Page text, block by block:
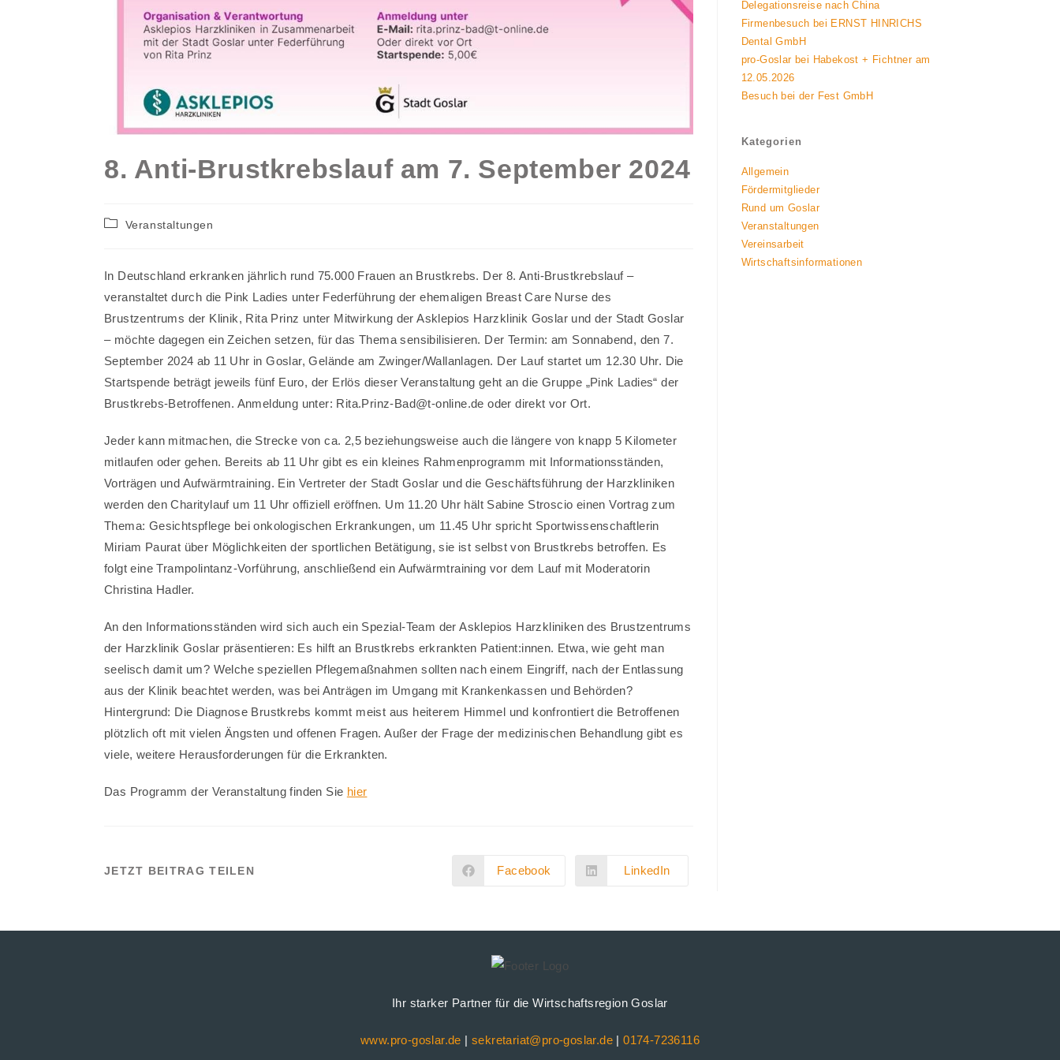
8. Anti-Brustkrebslauf am 7. September 2024
Beitrags-
Veranstaltungen
In Deutschland erkranken jährlich rund 75.000 Frauen an Brustkrebs. Der 8. Anti-Brustkrebslauf –
veranstaltet durch die Pink Ladies unter Federführung der ehemaligen Breast Care Nurse des
Brustzentrums der Klinik, Rita Prinz unter Mitwirkung der Asklepios Harzklinik Goslar und der Stadt Goslar
– möchte dagegen ein Zeichen setzen, für das Thema sensibilisieren. Der Termin: am Sonnabend, den 7.
September 2024 ab 11 Uhr in Goslar, Gelände am Zwinger/Wallanlagen. Der Lauf startet um 12.30 Uhr. Die
Startspende beträgt jeweils fünf Euro, der Erlös dieser Veranstaltung geht an die Gruppe „Pink Ladies“ der
Brustkrebs-Betroffenen. Anmeldung unter: Rita.Prinz-Bad@t-online.de oder direkt vor Ort.
Jeder kann mitmachen, die Strecke von ca. 2,5 beziehungsweise auch die längere von knapp 5 Kilometer
mitlaufen oder gehen. Bereits ab 11 Uhr gibt es ein kleines Rahmenprogramm mit Informationsständen,
Vorträgen und Aufwärmtraining. Ein Vertreter der Stadt Goslar und die Geschäftsführung der Harzkliniken
werden den Charitylauf um 11 Uhr offiziell eröffnen. Um 11.20 Uhr hält Sabine Stroscio einen Vortrag zum
Thema: Gesichtspflege bei onkologischen Erkrankungen, um 11.45 Uhr spricht Sportwissenschaftlerin
Miriam Paurat über Möglichkeiten der sportlichen Betätigung, sie ist selbst von Brustkrebs betroffen. Es
folgt eine Trampolintanz-Vorführung, anschließend ein Aufwärmtraining vor dem Lauf mit Moderatorin
Christina Hadler.
An den Informationsständen wird sich auch ein Spezial-Team der Asklepios Harzkliniken des Brustzentrums
der Harzklinik Goslar präsentieren: Es hilft an Brustkrebs erkrankten Patient:innen. Etwa, wie geht man
seelisch damit um? Welche speziellen Pflegemaßnahmen sollten nach einem Eingriff, nach der Entlassung
aus der Klinik beachtet werden, was bei Anträgen im Umgang mit Krankenkassen und Behörden?
Hintergrund: Die Diagnose Brustkrebs kommt meist aus heiterem Himmel und konfrontiert die Betroffenen
plötzlich oft mit vielen Ängsten und offenen Fragen. Außer der Frage der medizinischen Behandlung gibt es
viele, weitere Herausforderungen für die Erkrankten.
Das Programm der Veranstaltung finden Sie hier
JETZT BEITRAG TEILEN
TEILEN
Öffnet
Facebook
Öffnet
LinkedIn
Delegationsreise nach China
Firmenbesuch bei ERNST HINRICHS
Dental GmbH
pro-Goslar bei Habekost + Fichtner am
12.05.2026
Besuch bei der Fest GmbH
Kategorien
Allgemein
Fördermitglieder
Rund um Goslar
Veranstaltungen
Vereinsarbeit
Wirtschaftsinformationen
Ihr starker Partner für die Wirtschaftsregion Goslar
www.pro-goslar.de | sekretariat@pro-goslar.de |0174-7236116